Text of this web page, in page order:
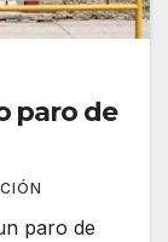
paro de
paro de